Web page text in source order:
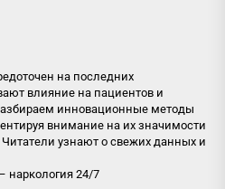
на последних
влияние на пациентов и
инновационные методы
внимание на их значимости
узнают о свежих данных и
наркология 24/7